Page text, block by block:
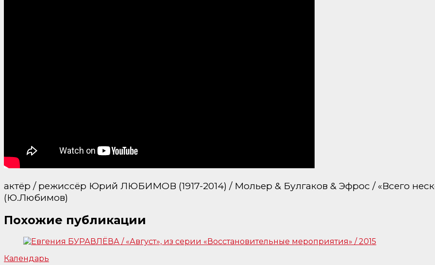
актёр / режиссёр Юрий ЛЮБИМОВ (1917-2014) / Мольер & Булгаков & Эфрос / «Всего
(Ю.Любимов)
Похожие публикации
Календарь